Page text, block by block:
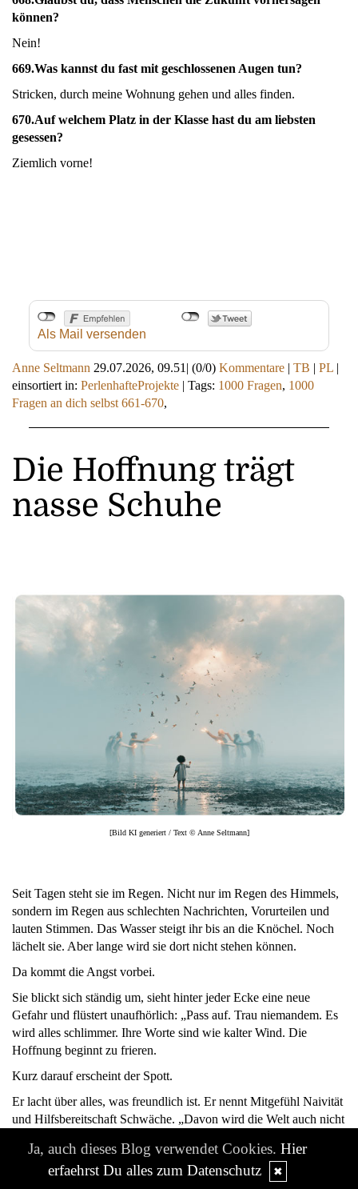
können?
Nein!
669.Was kannst du fast mit geschlossenen Augen tun?
Stricken, durch meine Wohnung gehen und alles finden.
670.Auf welchem Platz in der Klasse hast du am liebsten
gesessen?
Ziemlich vorne!
Als Mail versenden
Anne Seltmann 29.07.2026, 09.51 | (0/0) Kommentare | TB | PL |
einsortiert in: PerlenhafteProjekte | Tags: 1000 Fragen, 1000
Fragen an dich selbst 661-670,
Die Hoffnung trägt
nasse Schuhe
[Bild KI generiert / Text © Anne Seltmann]
Seit Tagen steht sie im Regen. Nicht nur im Regen des Himmels,
sondern im Regen aus schlechten Nachrichten, Vorurteilen und
lauten Stimmen. Das Wasser steigt ihr bis an die Knöchel. Noch
lächelt sie. Aber lange wird sie dort nicht stehen können.
Da kommt die Angst vorbei.
Sie blickt sich ständig um, sieht hinter jeder Ecke eine neue
Gefahr und flüstert unaufhörlich: „Pass auf. Trau niemandem. Es
wird alles schlimmer. Ihre Worte sind wie kalter Wind. Die
Hoffnung beginnt zu frieren.
Kurz darauf erscheint der Spott.
Er lacht über alles, was freundlich ist. Er nennt Mitgefühl Naivität
und Hilfsbereitschaft Schwäche. „Davon wird die Welt auch nicht
senkt den Blick.
Dann kommt die Eile.
Ja, auch dieses Blog verwendet Cookies. Hier
erfaehrst Du alles zum Datenschutz
✖